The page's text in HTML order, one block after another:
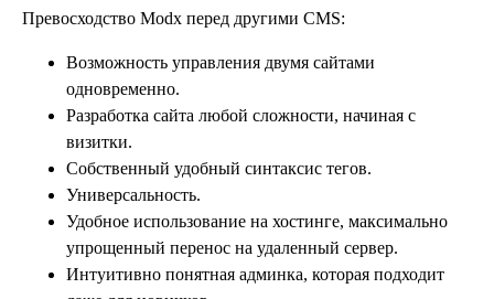
Превосходство Modx перед другими CMS:
Возможность управления двумя сайтами
одновременно.
Разработка сайта любой сложности, начиная с
визитки.
Собственный удобный синтаксис тегов.
Универсальность.
Удобное использование на хостинге, максимально
упрощенный перенос на удаленный сервер.
Интуитивно понятная админка, которая подходит